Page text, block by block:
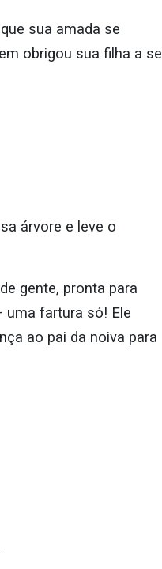
sua amada se
obrigou sua filha a se
árvore e leve o
gente, pronta para
uma fartura só! Ele
ao pai da noiva para